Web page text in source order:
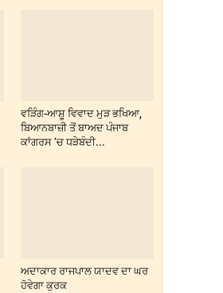
ਵੜਿੰਗ-ਆਸ਼ੂ ਵਿਵਾਦ ਮੁੜ ਭਖਿਆ,
ਬਿਆਨਬਾਜ਼ੀ ਤੋਂ ਬਾਅਦ ਪੰਜਾਬ
ਕਾਂਗਰਸ ’ਚ ਧੜੇਬੰਦੀ...
ਅਦਾਕਾਰ ਰਾਜਪਾਲ ਯਾਦਵ ਦਾ ਘਰ
ਹੋਵੇਗਾ ਕੁਰਕ